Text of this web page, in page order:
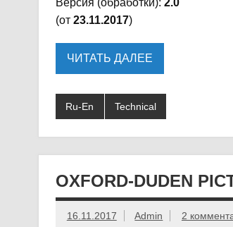
(от 23.11.2017)
ЧИТАТЬ ДАЛЕЕ
Ru-En Technical
OXFORD-DUDEN
16.11.2017 Admin 2